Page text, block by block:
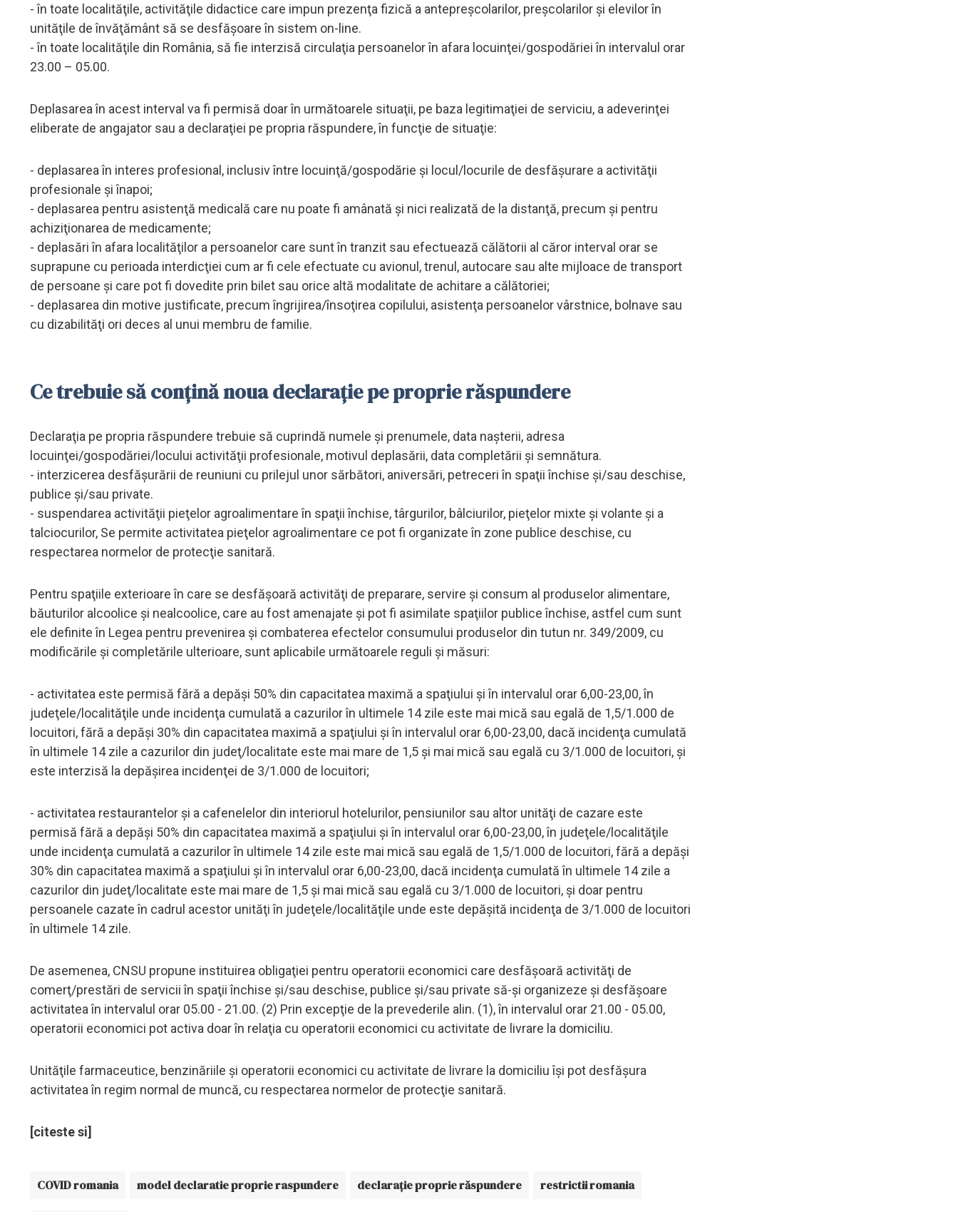
- în toate localităţile, activităţile didactice care impun prezenţa fizică a antepreşcolarilor, preşcolarilor şi elevilor în
unităţile de învăţământ să se desfăşoare în sistem on-line.
- în toate localităţile din România, să fie interzisă circulaţia persoanelor în afara locuinţei/gospodăriei în intervalul orar
23.00 – 05.00.
Deplasarea în acest interval va fi permisă doar în următoarele situaţii, pe baza legitimaţiei de serviciu, a adeverinţei
eliberate de angajator sau a declaraţiei pe propria răspundere, în funcţie de situaţie:
- deplasarea în interes profesional, inclusiv între locuinţă/gospodărie şi locul/locurile de desfăşurare a activităţii
profesionale şi înapoi;
- deplasarea pentru asistenţă medicală care nu poate fi amânată şi nici realizată de la distanţă, precum şi pentru
achiziţionarea de medicamente;
- deplasări în afara localităţilor a persoanelor care sunt în tranzit sau efectuează călătorii al căror interval orar se
suprapune cu perioada interdicţiei cum ar fi cele efectuate cu avionul, trenul, autocare sau alte mijloace de transport
de persoane şi care pot fi dovedite prin bilet sau orice altă modalitate de achitare a călătoriei;
- deplasarea din motive justificate, precum îngrijirea/însoţirea copilului, asistenţa persoanelor vârstnice, bolnave sau
cu dizabilităţi ori deces al unui membru de familie.
Ce trebuie să conțină noua declarație pe proprie răspundere
Declaraţia pe propria răspundere trebuie să cuprindă numele şi prenumele, data naşterii, adresa
locuinţei/gospodăriei/locului activităţii profesionale, motivul deplasării, data completării şi semnătura.
- interzicerea desfăşurării de reuniuni cu prilejul unor sărbători, aniversări, petreceri în spaţii închise şi/sau deschise,
publice şi/sau private.
- suspendarea activităţii pieţelor agroalimentare în spaţii închise, târgurilor, bâlciurilor, pieţelor mixte şi volante şi a
talciocurilor, Se permite activitatea pieţelor agroalimentare ce pot fi organizate în zone publice deschise, cu
respectarea normelor de protecţie sanitară.
Pentru spaţiile exterioare în care se desfăşoară activităţi de preparare, servire şi consum al produselor alimentare,
băuturilor alcoolice şi nealcoolice, care au fost amenajate şi pot fi asimilate spaţiilor publice închise, astfel cum sunt
ele definite în Legea pentru prevenirea şi combaterea efectelor consumului produselor din tutun nr. 349/2009, cu
modificările şi completările ulterioare, sunt aplicabile următoarele reguli şi măsuri:
- activitatea este permisă fără a depăşi 50% din capacitatea maximă a spaţiului şi în intervalul orar 6,00-23,00, în
judeţele/localităţile unde incidenţa cumulată a cazurilor în ultimele 14 zile este mai mică sau egală de 1,5/1.000 de
locuitori, fără a depăşi 30% din capacitatea maximă a spaţiului şi în intervalul orar 6,00-23,00, dacă incidenţa cumulată
în ultimele 14 zile a cazurilor din judeţ/localitate este mai mare de 1,5 şi mai mică sau egală cu 3/1.000 de locuitori, şi
este interzisă la depăşirea incidenţei de 3/1.000 de locuitori;
- activitatea restaurantelor şi a cafenelelor din interiorul hotelurilor, pensiunilor sau altor unităţi de cazare este
permisă fără a depăşi 50% din capacitatea maximă a spaţiului şi în intervalul orar 6,00-23,00, în judeţele/localităţile
unde incidenţa cumulată a cazurilor în ultimele 14 zile este mai mică sau egală de 1,5/1.000 de locuitori, fără a depăşi
30% din capacitatea maximă a spaţiului şi în intervalul orar 6,00-23,00, dacă incidenţa cumulată în ultimele 14 zile a
cazurilor din judeţ/localitate este mai mare de 1,5 şi mai mică sau egală cu 3/1.000 de locuitori, şi doar pentru
persoanele cazate în cadrul acestor unităţi în judeţele/localităţile unde este depăşită incidenţa de 3/1.000 de locuitori
în ultimele 14 zile.
De asemenea, CNSU propune instituirea obligaţiei pentru operatorii economici care desfăşoară activităţi de
comerţ/prestări de servicii în spaţii închise şi/sau deschise, publice şi/sau private să-şi organizeze şi desfăşoare
activitatea în intervalul orar 05.00 - 21.00. (2) Prin excepţie de la prevederile alin. (1), în intervalul orar 21.00 - 05.00,
operatorii economici pot activa doar în relaţia cu operatorii economici cu activitate de livrare la domiciliu.
Unităţile farmaceutice, benzinăriile şi operatorii economici cu activitate de livrare la domiciliu îşi pot desfăşura
activitatea în regim normal de muncă, cu respectarea normelor de protecţie sanitară.
[citeste si]
COVID romania model declaratie proprie raspundere declarație proprie răspundere restrictii romania